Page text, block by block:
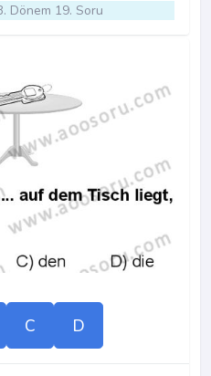
Dönem 19. Soru
C D